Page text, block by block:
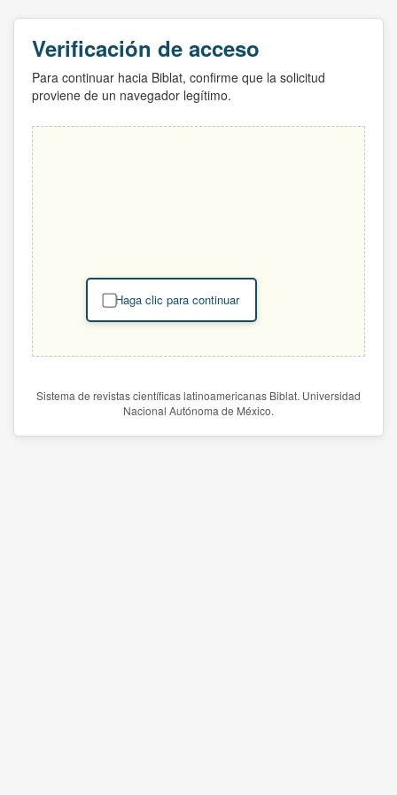
Verificación de acceso
Para continuar hacia Biblat, confirme que la solicitud
proviene de un navegador legítimo.
Haga clic para continuar
Sistema de revistas científicas latinoamericanas Biblat. Universidad
Nacional Autónoma de México.